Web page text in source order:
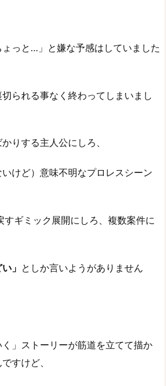
っと…」と嫌な予感はしていました
られる事なく終わってしまいまし
りする主人公にしろ、
いけど）意味不明なプロレスシーン
ギミック展開にしろ、複数案件に
」 としか言いようがありません
」ストーリーが筋道を立てて描か
すけど、